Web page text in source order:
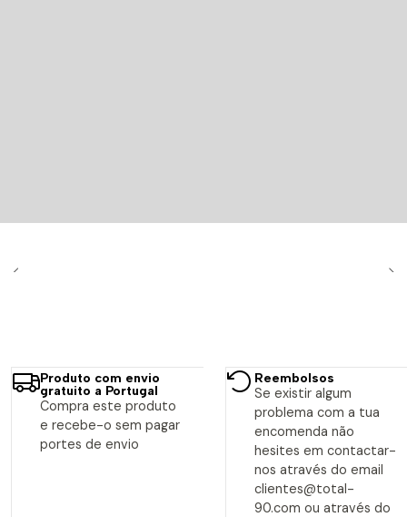
Produto com envio
gratuito a Portugal
Compra este produto
e recebe-o sem pagar
portes de envio
Reembolsos
Se existir algum
problema com a tua
encomenda não
hesites em contactar-
nos através do email
clientes@total-
90.com ou através do